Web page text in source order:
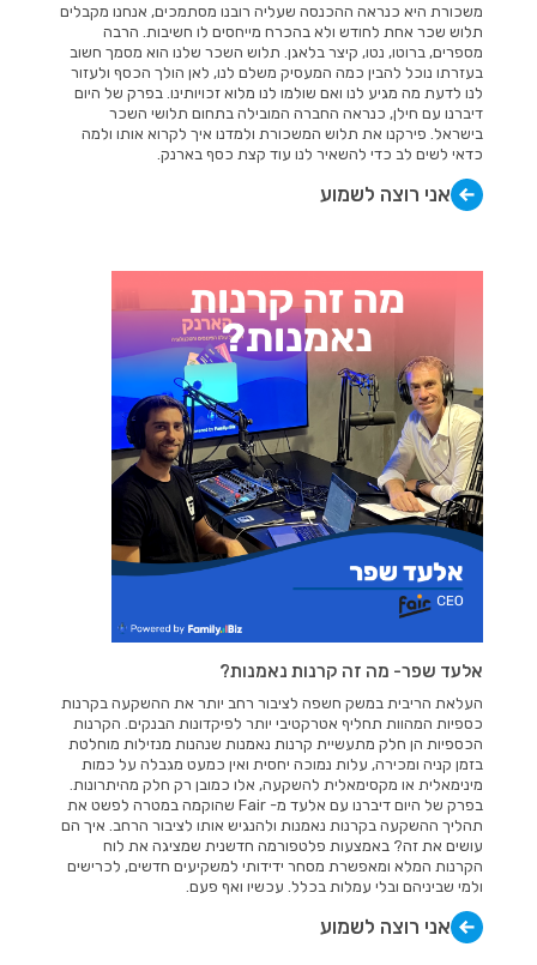
משכורת היא כנראה ההכנסה שעליה רובנו מסתמכים, אנחנו מקבלים
תלוש שכר אחת לחודש ולא בהכרח מייחסים לו חשיבות. הרבה
מספרים, ברוטו, נטו, קיצר בלאגן. תלוש השכר שלנו הוא מסמך חשוב
בעזרתו נוכל להבין כמה המעסיק משלם לנו, לאן הולך הכסף ולעזור
לנו לדעת מה מגיע לנו ואם שולמו לנו מלוא זכויותינו. בפרק של היום
דיברנו עם חילן, כנראה החברה המובילה בתחום תלושי השכר
בישראל. פירקנו את תלוש המשכורת ולמדנו איך לקרוא אותו ולמה
כדאי לשים לב כדי להשאיר לנו עוד קצת כסף בארנק.
אני רוצה לשמוע
אלעד שפר- מה זה קרנות נאמנות?
העלאת הריבית במשק חשפה לציבור רחב יותר את ההשקעה בקרנות
כספיות המהוות תחליף אטרקטיבי יותר לפיקדונות הבנקים. הקרנות
הכספיות הן חלק מתעשיית קרנות נאמנות שנהנות מנזילות מוחלטת
בזמן קניה ומכירה, עלות נמוכה יחסית ואין כמעט מגבלה על כמות
מינימאלית או מקסימאלית להשקעה, אלו כמובן רק חלק מהיתרונות.
בפרק של היום דיברנו עם אלעד מ- Fair שהוקמה במטרה לפשט את
תהליך ההשקעה בקרנות נאמנות ולהנגיש אותו לציבור הרחב. איך הם
עושים את זה? באמצעות פלטפורמה חדשנית שמציגה את לוח
הקרנות המלא ומאפשרת מסחר ידידותי למשקיעים חדשים, לכרישים
ולמי שביניהם ובלי עמלות בכלל. עכשיו ואף פעם.
אני רוצה לשמוע